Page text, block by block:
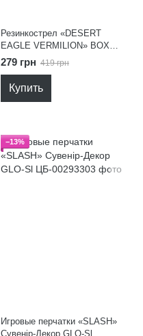
Резинкострел «DESERT
EAGLE VERMILION» BOX
Сувенір-Декор DE-VE
279 грн 419 грн
Купить
−13%
Игровые перчатки «SLASH»
Сувенір-Декор GLO-Sl